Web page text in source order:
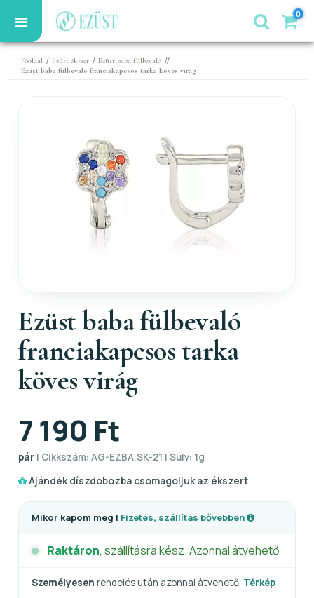
0
Főoldal / Ezüst ékszer / Ezüst baba fülbevaló //
Ezüst baba fülbevaló franciakapcsos tarka köves virág
Ezüst baba fülbevaló
franciakapcsos tarka
köves virág
7 190 Ft
pár | Cikkszám: AG-EZBA.SK-21 | Súly: 1g
Ajándék díszdobozba csomagoljuk az ékszert
Mikor kapom meg | Fizetés, szállítás bővebben
Raktáron, szállításra kész. Azonnal átvehető
Személyesen rendelés után azonnal átvehető. Térkép